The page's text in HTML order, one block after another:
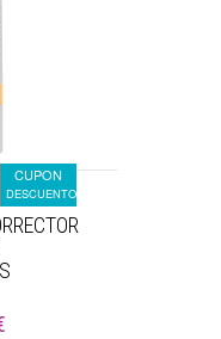
CUPON
DESCUENTO